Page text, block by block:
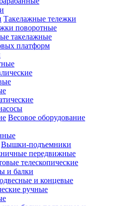
Такелажные тележки
поворотные
такелажные
платформ
Весовое оборудование
Вышки-подъемники
передвижные
телескопические
и балки
и концевые
ручные